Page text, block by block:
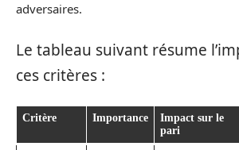
adversaires.
Le tableau suivant résume
ces critères :
Critère Importance
Impact sur le
pari